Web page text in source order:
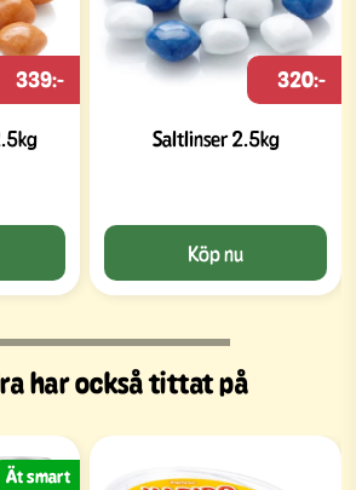
339:-
Saltlinser 2.5kg
320:-
Köp nu
har också tittat på
Ät smart